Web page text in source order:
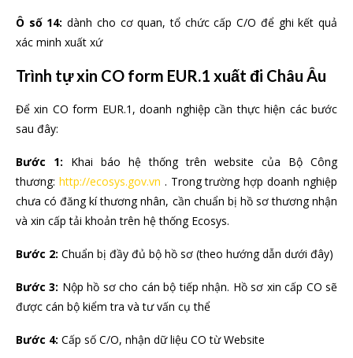
Ô số 14: dành cho cơ quan, tổ chức cấp C/O để ghi kết quả
xác minh xuất xứ
Trình tự xin CO form EUR.1 xuất đi Châu Âu
Để xin CO form EUR.1, doanh nghiệp cần thực hiện các bước
sau đây:
Bước 1: Khai báo hệ thống trên website của Bộ Công
thương: http://ecosys.gov.vn . Trong trường hợp doanh nghiệp
chưa có đăng kí thương nhân, cần chuẩn bị hồ sơ thương nhận
và xin cấp tải khoản trên hệ thống Ecosys.
Bước 2: Chuẩn bị đầy đủ bộ hồ sơ (theo hướng dẫn dưới đây)
Bước 3: Nộp hồ sơ cho cán bộ tiếp nhận. Hồ sơ xin cấp CO sẽ
được cán bộ kiểm tra và tư vấn cụ thể
Bước 4: Cấp số C/O, nhận dữ liệu CO từ Website